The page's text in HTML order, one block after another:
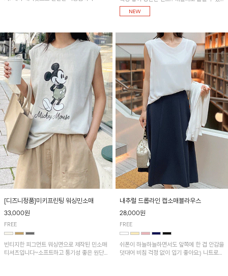
는 기본 컬러들로 준비했어요~
[디즈니정품]미키프린팅 워싱민소매
33,000원
FREE
빈티지한 피그먼트 워싱면으로 제작된 민소매
티셔츠입니다~소프트하고 통기성 좋은 원단
내추럴 드롭라인 캡소매블라우스
28,000원
FREE
쉬폰이 하늘하늘하면서도 앞쪽에 한 겹 안감을
덧대어 비침 걱정 없이 입기 좋아요:) 니트로